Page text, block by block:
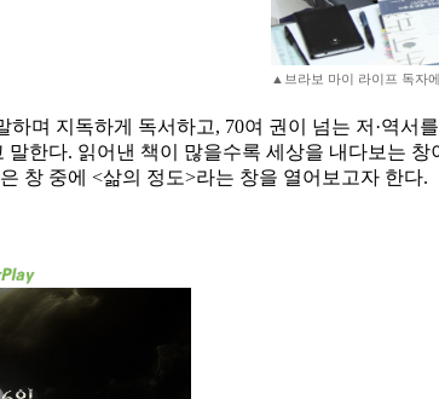
▲브라보 마이 라이프 독자
하며 지독하게 독서하고, 70여 권이 넘는 저·역
말한다. 읽어낸 책이 많을수록 세상을 내다보는
창 중에 <삶의 정도>라는 창을 열어보고자 한다.